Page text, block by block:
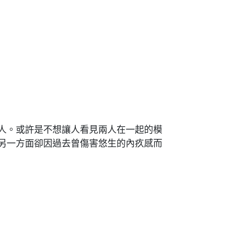
或許是不想讓人看見兩人在一起的模
一方面卻因過去曾傷害悠生的內疚感而